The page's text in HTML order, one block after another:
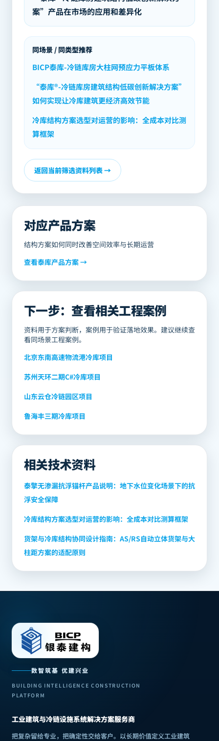
案”产品在市场的应用和差异化
同场景 / 同类型推荐
BICP泰库-冷链库房大柱网预应力平板体系
“泰库®-冷链库房建筑结构低碳创新解决方案”
如何实现让冷库建筑更经济高效节能
冷库结构方案选型对运营的影响：全成本对比测
算框架
返回当前筛选资料列表 →
对应产品方案
结构方案如何同时改善空间效率与长期运营
查看泰库产品方案 →
下一步：查看相关工程案例
资料用于方案判断，案例用于验证落地效果。建议继续查
看同场景工程案例。
北京东南高速物流港冷库项目
苏州天环二期C#冷库项目
山东云仓冷链园区项目
鲁海丰三期冷库项目
相关技术资料
泰擎无渗漏抗浮锚杆产品说明：地下水位变化场景下的抗
浮安全保障
冷库结构方案选型对运营的影响：全成本对比测算框架
货架与冷库结构协同设计指南：AS/RS自动立体货架与大
柱距方案的适配原则
数智筑基 优建兴业
BUILDING INTELLIGENCE CONSTRUCTION
PLATFORM
工业建筑与冷链设施系统解决方案服务商
把复杂留给专业，把确定性交给客户。 以长期价值定义工业建筑